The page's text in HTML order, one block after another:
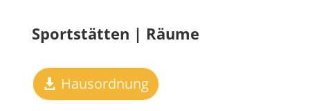
Sportstätten | Räume
Hausordnung